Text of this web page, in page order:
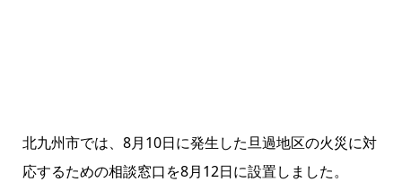
北九州市では、8月10日に発生した旦過地区の火災に対
応するための相談窓口を8月12日に設置しました。